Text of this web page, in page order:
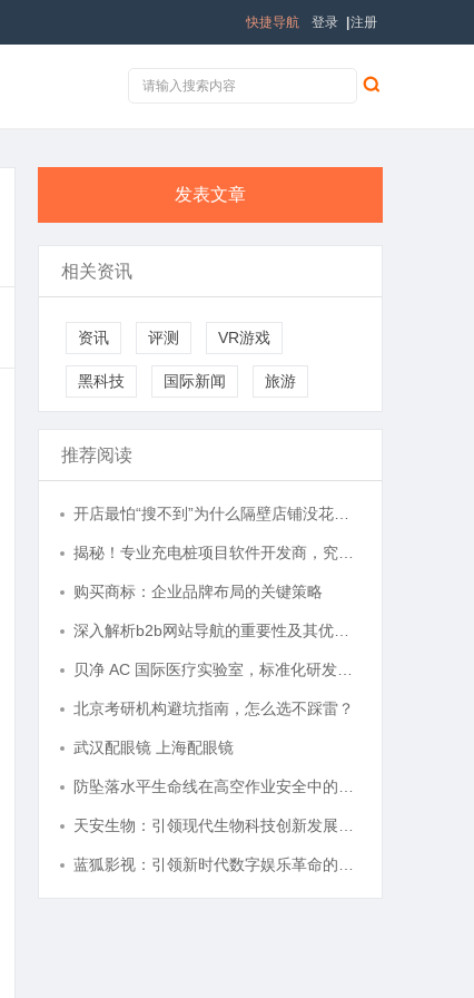
登录 注册
快捷导航
发表文章
相关资讯
资讯 评测 VR游戏
黑科技 国际新闻 旅游
推荐阅读
购买商标：企业品牌布局的关键策略
北京考研机构避坑指南，怎么选不踩雷？
武汉配眼镜 上海配眼镜